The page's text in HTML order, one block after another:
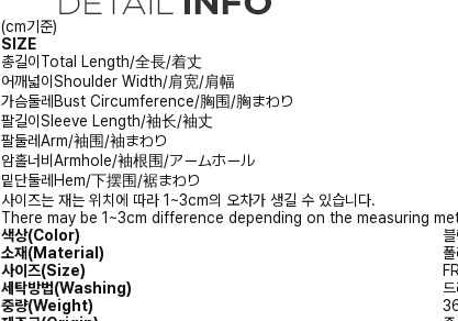
(cm기준)
SIZE
총길이 Total Length/全長/着丈
어깨넓이 Shoulder Width/肩宽/肩幅
가슴둘레 Bust Circumference/胸围/胸まわり
팔길이 Sleeve Length/袖长/袖丈
팔둘레Arm/袖围/袖まわり
암홀너비 Armhole/袖根围/アームホール
밑단둘레 Hem/下摆围/裾まわり
사이즈는 재는 위치에 따라 1~3cm의 오차가 생길 수 있습니다.
There may be 1~3cm difference depending on the measuring
색상(Color)
소재(Material)
사이즈(Size)
세탁방법(Washing)
중량(Weight)